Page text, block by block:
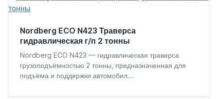
Nordberg ECO N423 Траверса
гидравлическая г/п 2 тонны
Nordberg ECO N423 — гидравлическая траверса
грузоподъёмностью 2 тонны, предназначенная для
подъёма и поддержки автомобил...